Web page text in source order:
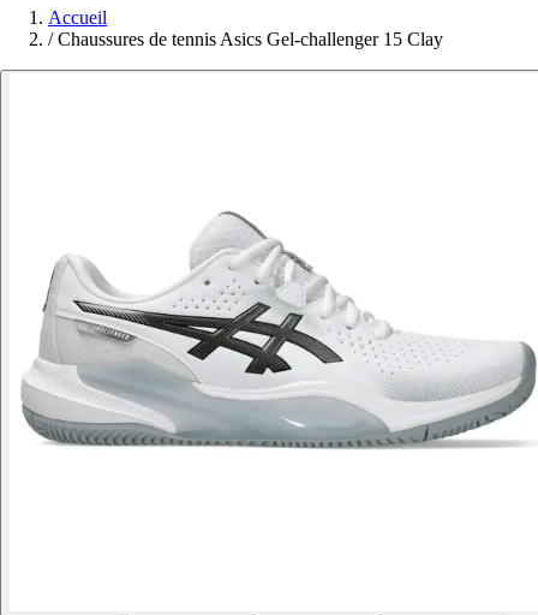
Accueil
/ Chaussures de tennis Asics Gel-challenger 15 Clay